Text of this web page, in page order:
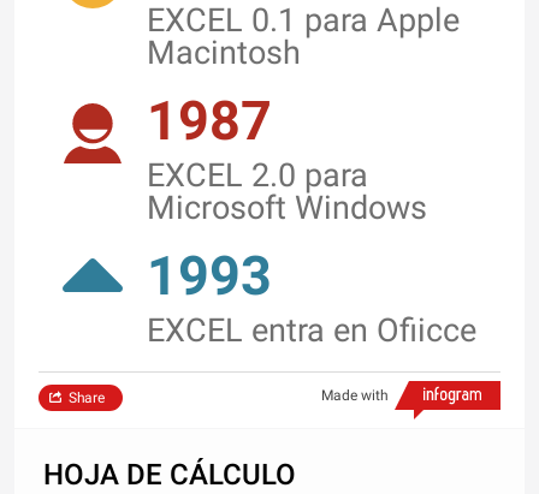
EXCEL 0.1 para Apple
Macintosh
1987
EXCEL 2.0 para
Microsoft Windows
1993
EXCEL entra en Ofiicce
Made with
Share
HOJA DE CÁLCULO